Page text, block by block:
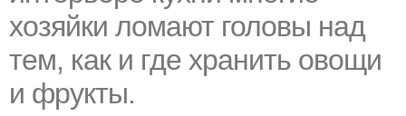
хозяйки ломают головы над
тем, как и где хранить овощи
и фрукты.